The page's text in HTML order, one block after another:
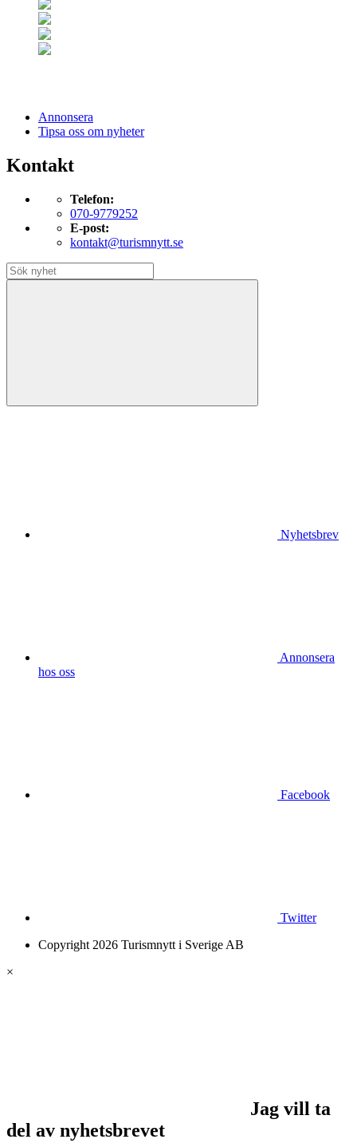
Annonsera
Tipsa oss om nyheter
Kontakt
Telefon:
070-9779252
E-post:
kontakt@turismnytt.se
Nyhetsbrev
Annonsera
hos oss
Facebook
Twitter
Copyright 2026 Turismnytt i Sverige AB
×
Jag vill ta
del av nyhetsbrevet